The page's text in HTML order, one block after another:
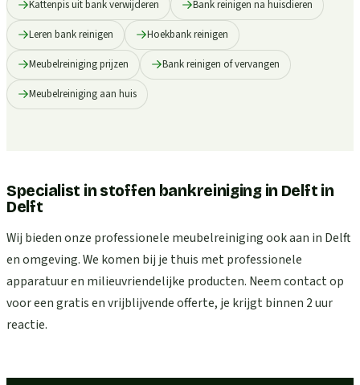
Kattenpis uit bank verwijderen Bank reinigen na huisdieren
Leren bank reinigen Hoekbank reinigen
Meubelreiniging prijzen Bank reinigen of vervangen
Meubelreiniging aan huis
Specialist in stoffen bankreiniging in Delft in
Delft
Wij bieden onze professionele meubelreiniging ook aan in Delft
en omgeving. We komen bij je thuis met professionele
apparatuur en milieuvriendelijke producten. Neem contact op
voor een gratis en vrijblijvende offerte, je krijgt binnen 2 uur
reactie.